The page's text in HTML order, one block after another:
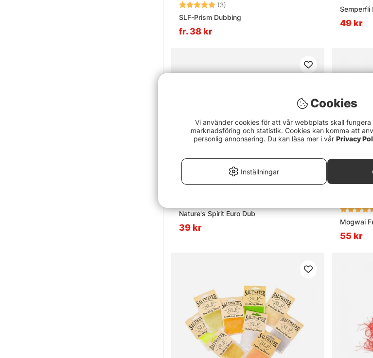
Betyg: (3)
SLF-Prism Dubbing
fr. 38 kr
Semperfli
49 kr
Nature's Spirit Euro Dub
39 kr
Betyg:
Mogwai
55 kr
Cookies
Vi använder cookies för att vår webbplats skall
marknadsföring och statistik. Cookies kan komma att
personlig annonsering. Du kan läsa mer i vår Privacy
Inställningar